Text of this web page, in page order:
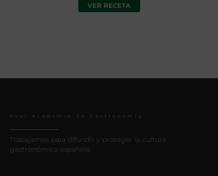
VER RECETA
Real Academia de Gastronomía
Trabajamos para difundir y proteger la cultura
gastronómica española.